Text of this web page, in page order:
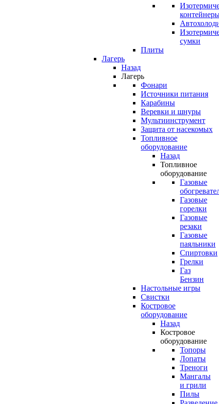
сумки
Плиты
Лагерь
Назад
Лагерь
Фонари
Источники питания
Карабины
Веревки и шнуры
Мультиинструмент
Защита от насекомых
Топливное
оборудование
Назад
Топливное
оборудование
Газовые
Газовые
горелки
Газовые
резаки
Газовые
паяльники
Спиртовки
Грелки
Газ
Бензин
Настольные игры
Свистки
Костровое
оборудование
Назад
Костровое
оборудование
Топоры
Лопаты
Треноги
Мангалы
и грили
Пилы